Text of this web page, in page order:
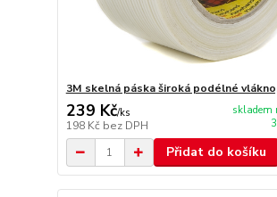
3M skelná páska široká podélné
239 Kč/ks
198 Kč bez DPH
skladem
Přidat do košíku